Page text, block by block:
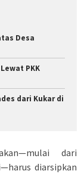
Desa
PKK
dari Kukar di
dari
diarsipkan